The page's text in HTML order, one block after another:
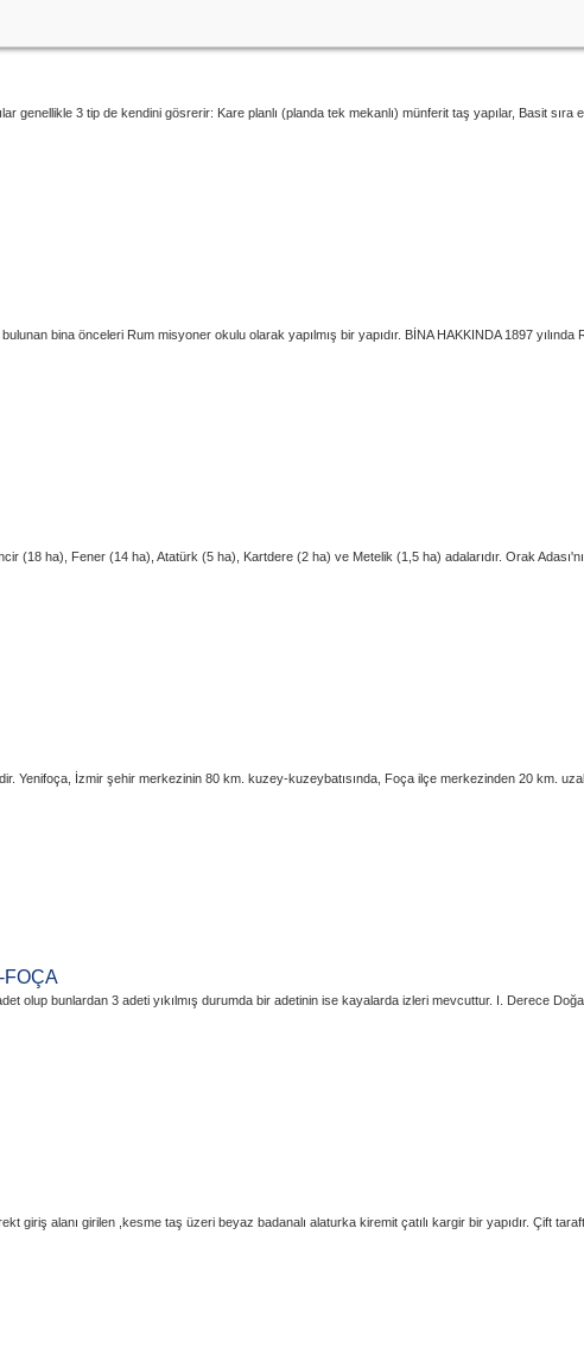
3 tip de kendini gösrerir: Kare planlı (planda tek mekanlı) münferit taş yapılar, Basit sıra
bina önceleri Rum misyoner okulu olarak yapılmış bir yapıdır. BİNA HAKKINDA 1897 yılında
(18 ha), Fener (14 ha), Atatürk (5 ha), Kartdere (2 ha) ve Metelik (1,5 ha) adalarıdır. Orak
Yenifoça, İzmir şehir merkezinin 80 km. kuzey-kuzeybatısında, Foça ilçe merkezinden 20 km.
FOÇA
olup bunlardan 3 adeti yıkılmış durumda bir adetinin ise kayalarda izleri mevcuttur. I. Derece
giriş alanı girilen ,kesme taş üzeri beyaz badanalı alaturka kiremit çatılı kargir bir yapıdır. Çift